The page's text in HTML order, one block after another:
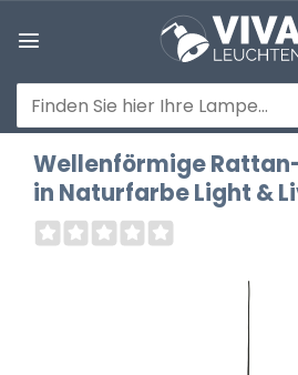
Inhalt
Suchen
nach:
Wellenförmige
in Naturfarbe Light &